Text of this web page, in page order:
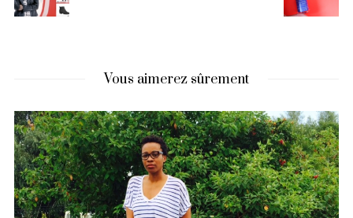
Vous aimerez sûrement